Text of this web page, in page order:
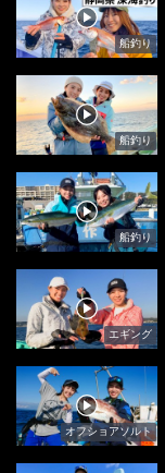
船釣り
船釣り
船釣り
エギング
オフショアソルト